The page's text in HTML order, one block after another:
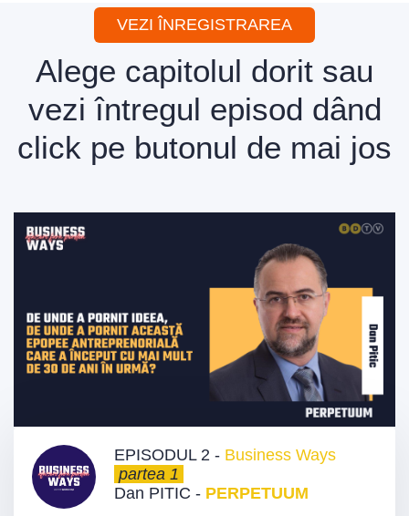
VEZI ÎNREGISTRAREA
Alege capitolul dorit sau
vezi întregul episod dând
click pe butonul de mai jos
EPISODUL 2 - Business Ways
partea 1
Dan PITIC - PERPETUUM